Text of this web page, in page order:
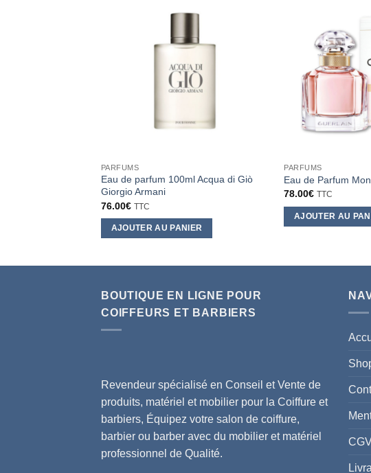
PARFUMS
Eau de parfum 100ml Acqua di Giò
Giorgio Armani
76.00€ TTC
AJOUTER AU PANIER
PARFUMS
Eau de Parfum
78.00€ TTC
AJOUTER AU
BOUTIQUE EN LIGNE POUR
COIFFEURS ET BARBIERS
Revendeur spécialisé en Conseil et Vente de
produits, matériel et mobilier pour la Coiffure et
barbiers, Équipez votre salon de coiffure,
barbier ou barber avec du mobilier et matériel
professionnel de Qualité.